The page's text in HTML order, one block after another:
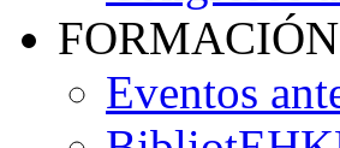
FORMACIÓN
Eventos